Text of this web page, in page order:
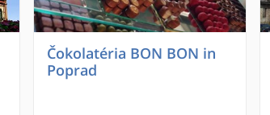
Čokolatéria BON BON in
Poprad